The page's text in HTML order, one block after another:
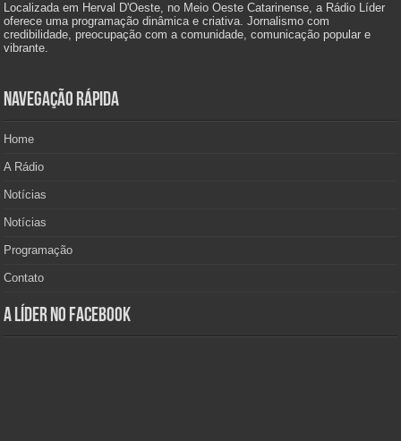
Localizada em Herval D'Oeste, no Meio Oeste Catarinense, a Rádio Líder
oferece uma programação dinâmica e criativa. Jornalismo com
credibilidade, preocupação com a comunidade, comunicação popular e
vibrante.
Navegação Rápida
Home
A Rádio
Notícias
Notícias
Programação
Contato
A Líder no Facebook